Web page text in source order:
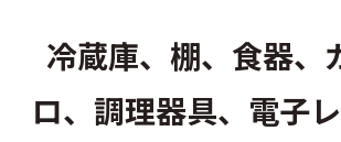
冷蔵庫、棚、食器、
ロ、調理器具、電子